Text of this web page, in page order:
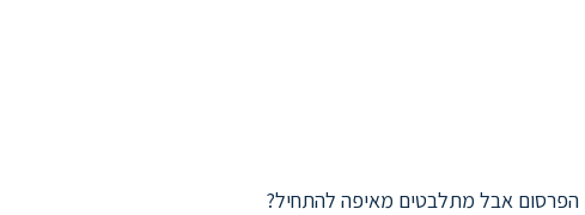
הפרסום אבל מתלבטים מאיפה להתחיל?